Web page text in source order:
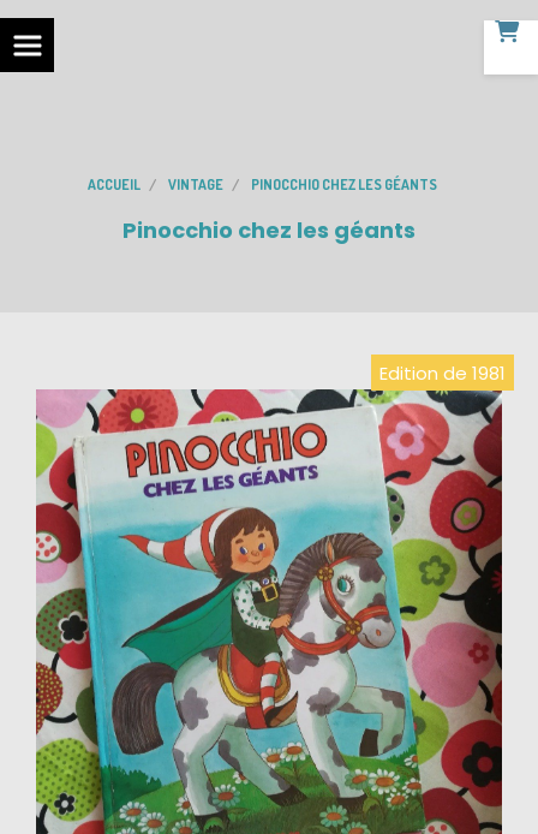
ACCUEIL VINTAGE PINOCCHIO CHEZ LES GÉANTS
Pinocchio chez les géants
Edition de 1981